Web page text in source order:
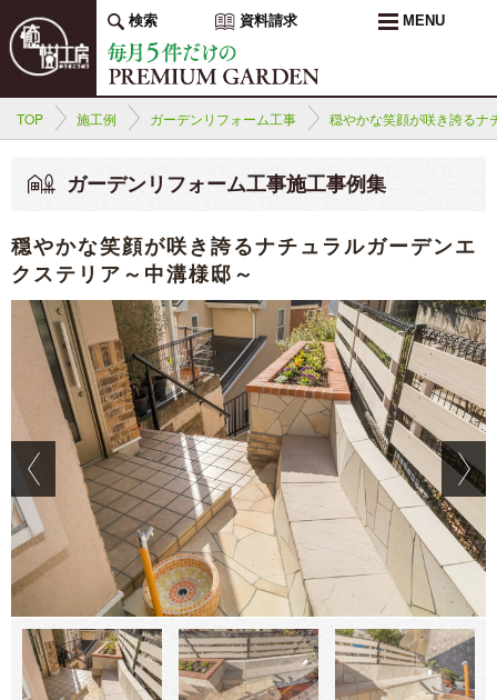
検索 資料請求 MENU
TOP 施工例 ガーデンリフォーム工事 穏やかな笑顔が咲き誇るナ
ガーデンリフォーム工事施工事例集
穏やかな笑顔が咲き誇るナチュラルガーデンエ
クステリア～中溝様邸～